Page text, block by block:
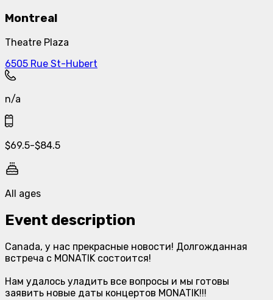
Montreal
Theatre Plaza
6505 Rue St-Hubert
n/a
$69.5-$84.5
All ages
Event description
Canada, у нас прекрасные новости! Долгожданная
встреча с MONATIK состоится!
Нам удалось уладить все вопросы и мы готовы
заявить новые даты концертов MONATIK!!!